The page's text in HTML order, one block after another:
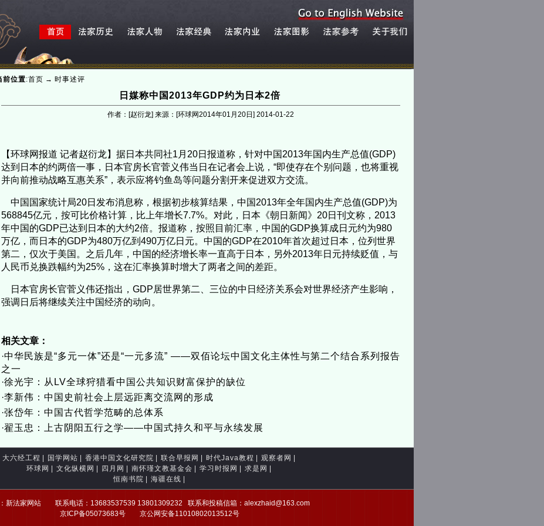
前位置:首页 → 时事述评
日媒称中国2013年GDP约为日本2倍
作者：[赵衍龙] 来源：[环球网2014年01月20日] 2014-01-22
【环球网报道 记者赵衍龙】据日本共同社1月20日报道称，针对中国2013年国内生产总值(GDP)
达到日本的约两倍一事，日本官房长官菅义伟当日在记者会上说，“即使存在个别问题，也将重视
并向前推动战略互惠关系”，表示应将钓鱼岛等问题分割开来促进双方交流。
中国国家统计局20日发布消息称，根据初步核算结果，中国2013年全年国内生产总值(GDP)为
568845亿元，按可比价格计算，比上年增长7.7%。对此，日本《朝日新闻》20日刊文称，2013
年中国的GDP已达到日本的大约2倍。报道称，按照目前汇率，中国的GDP换算成日元约为980
万亿，而日本的GDP为480万亿到490万亿日元。中国的GDP在2010年首次超过日本，位列世界
第二，仅次于美国。之后几年，中国的经济增长率一直高于日本，另外2013年日元持续贬值，与
人民币兑换跌幅约为25%，这在汇率换算时增大了两者之间的差距。
日本官房长官菅义伟还指出，GDP居世界第二、三位的中日经济关系会对世界经济产生影响，
强调日后将继续关注中国经济的动向。
相关文章：
·中华民族是“多元一体”还是“一元多流” ——双佰论坛中国文化主体性与第二个结合系列报告
之一
·徐光宇：从LV全球狩猎看中国公共知识财富保护的缺位
·李新伟：中国史前社会上层远距离交流网的形成
·张岱年：中国古代哲学范畴的总体系
·翟玉忠：上古阴阳五行之学——中国式持久和平与永续发展
大六经工程 国学网站 香港中国文化研究院 联合早报网 时代Java教程 观察者网
环球网
文化纵横网 四月网 南怀瑾文教基金会 学习时报网 求是网
恒南书院
海疆在线
：新法家网站 联系电话：13683537539 13801309232 联系和投稿信箱：alexzhaid@163.com
京ICP备05073683号 京公网安备11010802013512号